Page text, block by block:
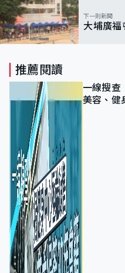
下一則新聞
大埔廣
推薦閱讀
一線搜
美容、健